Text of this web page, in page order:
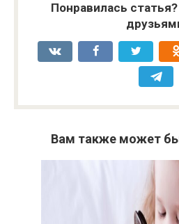
Понравилась
Вам также может